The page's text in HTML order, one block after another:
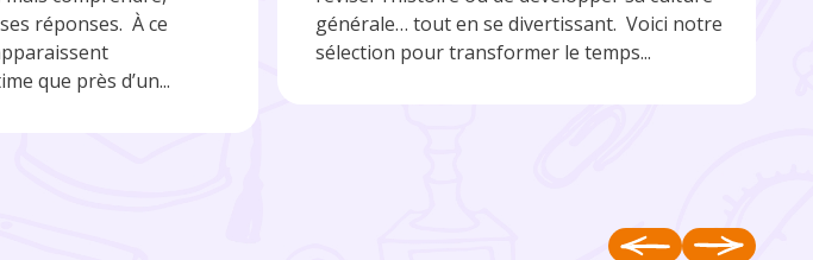
réponses. À ce
que près d’un...
générale… tout en se divertissant. Voici notre
sélection pour transformer le temps...